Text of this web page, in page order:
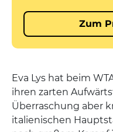
Eva Lys hat beim
ihren zarten
Überraschung aber
italienischen